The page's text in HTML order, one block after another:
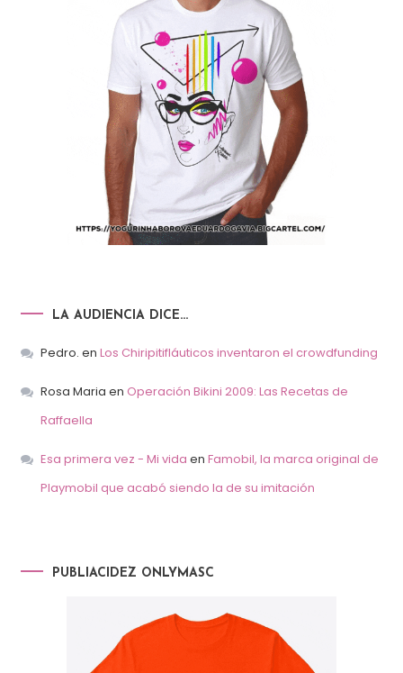
LA AUDIENCIA DICE…
Pedro. en Los Chiripitifláuticos inventaron el crowdfunding
Rosa Maria en Operación Bikini 2009: Las Recetas de
Raffaella
Esa primera vez - Mi vida en Famobil, la marca original de
Playmobil que acabó siendo la de su imitación
PUBLIACIDEZ ONLYMASC